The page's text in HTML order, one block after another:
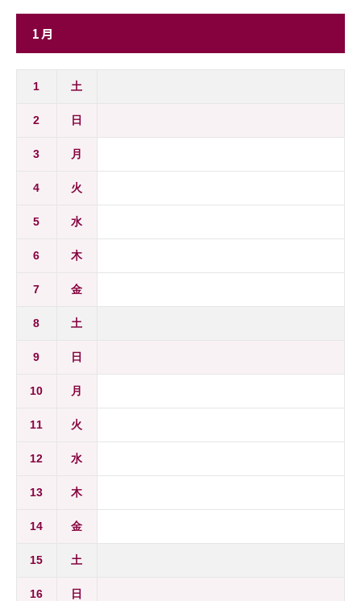
1月
1 土
2 日
3 月
4 火
5 水
6 木
7 金
8 土
9 日
10 月
11 火
12 水
13 木
14 金
15 土
16 日